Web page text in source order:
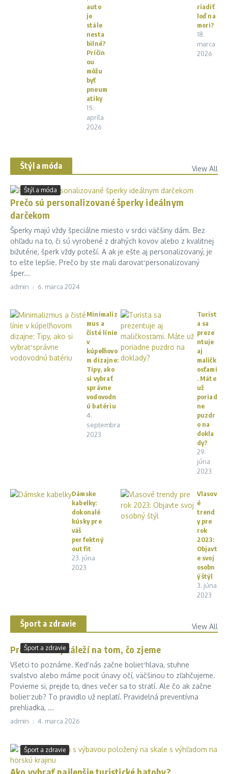
auto
je
stále
nesta
bilné?
Príčin
ou
môžu
byť
pneum
atiky
15.
apríla
2026
riadiť
loď na
mori?
18.
marca
2026
Štýl a móda View All
Štýl a móda
Prečo sú personalizované šperky ideálnym
darčekom
Šperky majú vždy špeciálne miesto v srdci väčšiny dám. Bez
ohľadu na to, či sú vyrobené z drahých kovov alebo z kvalitnej
bižutérie, šperk vždy poteší. A ak je ešte aj personalizovaný, je
to ešte lepšie. Prečo by ste mali darovať personalizovaný
šper...
admin 6. marca 2024
Minimaliz
mus a
čisté línie
v
kúpeľňovo
m dizajne:
Tipy, ako
si vybrať
správne
vodovodn
ú batériu
4.
septembra
2023
Turist
a sa
preze
ntuje
aj
maličk
osťami
. Máte
už
poriad
ne
puzdr
o na
dokla
dy?
29.
júna
2023
Dámske
kabelky:
dokonalé
kúsky pre
váš
perfektný
outfit
23. júna
2023
Vlasov
é
trend
y pre
rok
2023:
Objavt
e svoj
osobn
ý štýl
3. júna
2023
Šport a zdravie View All
Šport a zdravie
Prečo naozaj záleží na tom, čo zjeme
Všetci to poznáme. Keď nás začne bolieť hlava, stuhne
svalstvo alebo máme pocit únavy očí, väčšinou to zľahčujeme.
Povieme si, prejde to, dnes večer sa to stratí. Ale čo ak začne
bolieť zub? To pravidlo už neplatí. Pravidelná preventívna
prehliadka, ...
admin 4. marca 2026
Šport a zdravie